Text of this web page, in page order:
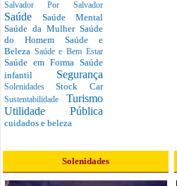
Salvador Por Salvador
Saúde Saúde Mental
Saúde da Mulher Saúde
do Homem Saúde e
Beleza Saúde e Bem Estar
Saúde em Forma Saúde
infantil Segurança
SolenidadesStock Car
Sustentabilidade Turismo
Utilidade Pública
cuidados e beleza
Solenidades